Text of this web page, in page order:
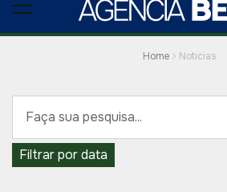
Home Noticias
Filtrar por data